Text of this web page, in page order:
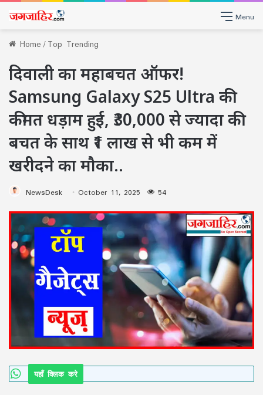
Menu
Home/Top Trending
दिवाली का महाबचत ऑफर!
Samsung Galaxy S25 Ultra की
कीमत धड़ाम हुई, ₹30,000 से ज्यादा की
बचत के साथ ₹1 लाख से भी कम में
खरीदने का मौका..
NewsDesk October 11, 2025 54
यहाँ क्लिक करे